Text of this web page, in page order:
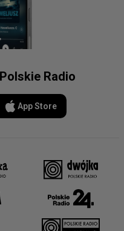
Radio
App Store